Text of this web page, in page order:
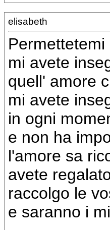
elisabeth
mi avete
quell' amore
mi avete
in ogni
e non ha
l'amore sa
avete
raccolgo le
e saranno i